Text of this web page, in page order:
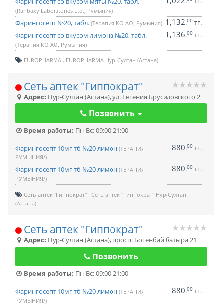
(Ranbaxy Laboratories Ltd., Румыния)
Фарингосепт №20, табл. (Терапия КО АО, Румыния) 1,132.00 тг.
Фарингосепт со вкусом лимона №20, табл.
(Терапия КО АО, Румыния)
1,136.00 тг.
EUROPHARMA EUROPHARMA Нур-Султан (Астана)
Сеть аптек "Гиппократ"
Адрес: Нур-Султан (Астана),ул. Евгения Брусиловского 2
Позвонить
Время работы: Пн-Вс: 09:00-21:00
Фарингосепт 10мг тб №20 лимон (ТЕРАПИЯ
РУМЫНИЯ/)
880.00 тг.
Фарингосепт 10мг тб №20 лимон (ТЕРАПИЯ
РУМЫНИЯ/)
880.00 тг.
Сеть аптек "Гиппократ" Сеть аптек "Гиппократ" Нур-Султан
(Астана)
Сеть аптек "Гиппократ"
Адрес: Нур-Султан (Астана), просп. Богенбай батыра 21
Позвонить
Время работы: Пн-Вс: 09:00-21:00
Фарингосепт 10мг тб №20 лимон (ТЕРАПИЯ
РУМЫНИЯ/)
880.00 тг.